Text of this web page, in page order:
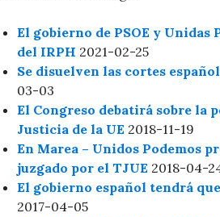
El gobierno de PSOE y Unidas
del IRPH 2021-02-25
Se disuelven las cortes
03-03
El Congreso debatirá sobre la
Justicia de la UE 2018-11-19
En Marea – Unidos Podemos
juzgado por el TJUE 2018-04-
El gobierno español tendrá
2017-04-05